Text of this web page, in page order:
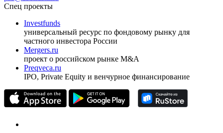
оформить подписку
pro@cbonds.info
Спец проекты
Investfunds
универсальный ресурс по фондовому рынку для
частного инвестора России
проект о российском рынке M&A
Preqveca.ru